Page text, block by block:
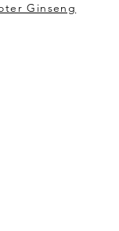
Ginseng